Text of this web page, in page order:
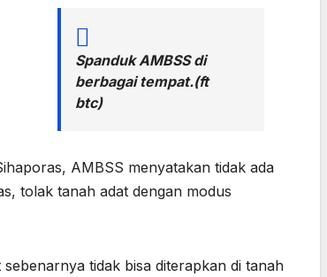
Spanduk AMBSS di
berbagai tempat.(ft
btc)
AMBSS menyatakan tidak ada
tolak tanah adat dengan modus
tidak bisa diterapkan di tanah